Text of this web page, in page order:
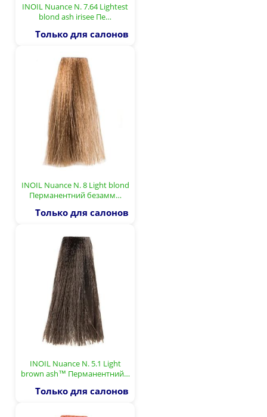
INOIL Nuance N. 7.64 Lightest
blond ash irisee Пе…
Только для салонов
INOIL Nuance N. 8 Light blond
Перманентний безамм…
Только для салонов
INOIL Nuance N. 5.1 Light
brown ash™ Перманентний…
Только для салонов